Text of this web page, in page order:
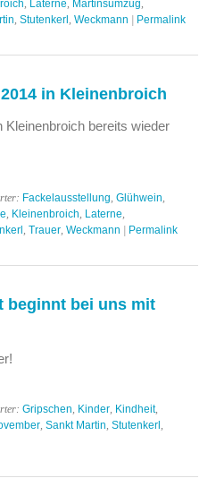
Laterne Martinsumzug
Stutenkerl Weckmann | Permalink
in Kleinenbroich
bereits wieder
Fackelausstellung Glühwein
Kleinenbroich Laterne
Trauer Weckmann | Permalink
beginnt bei uns mit
Gripschen Kinder Kindheit,
Sankt Martin Stutenkerl